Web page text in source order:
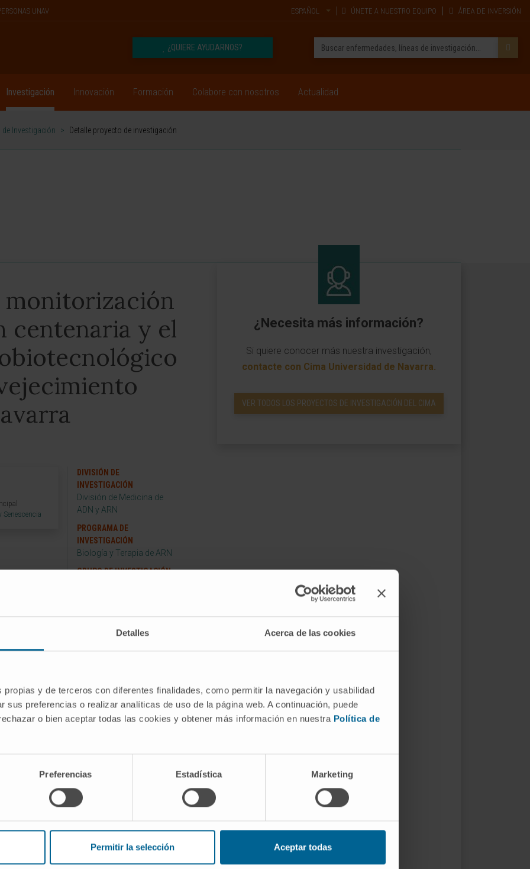
Detalles Acerca de las cookies
propias y de terceros con diferentes finalidades, como permitir la navegación y usabilidad
sus preferencias o realizar analíticas de uso de la página web. A continuación, puede
o bien aceptar todas las cookies y obtener más información en nuestra Política de
Preferencias Estadística Marketing
Permitir la selección Aceptar todas
UNAV ESPAÑOL ÚNETE A NUESTRO EQUIPO ÁREA DE INVERSIÓN
¿QUIERE AYUDARNOS?
Investigación Innovación Formación Colabore con nosotros Actualidad
de Investigación > Detalle proyecto de investigación
monitorización
centenaria y el
Senescencia
DIVISIÓN DE
INVESTIGACIÓN
División de Medicina de
ADN y ARN
PROGRAMA DE
INVESTIGACIÓN
Biología y Terapia de ARN
GRUPO DE INVESTIGACIÓN
para la monitorización de la
nanobiotecnológico asociado al
(BIOANCIENT) y perteneciente al
de Navarra.
Gobierno de Navarra cofinanciada al
Regional a través del Programa
¿Necesita más información?
Si quiere conocer más nuestra investigación,
contacte con Cima Universidad de Navarra.
VER TODOS LOS PROYECTOS DE INVESTIGACIÓN DEL CIMA